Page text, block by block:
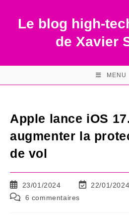
contentLe blog high-
de Xavier
MENU
Apple lance iOS
augmenter la
de vol
Publication
publiée :
23/01/2024
Dernière
22/01/2024
Commentaires
6 commentaires